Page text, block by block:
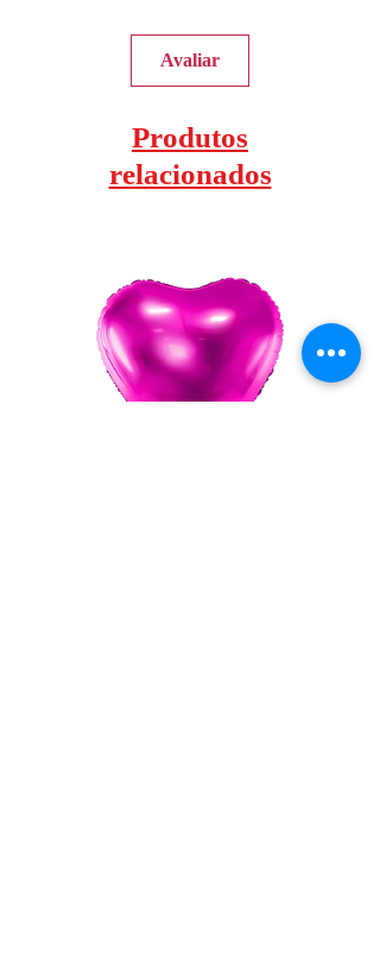
Avaliar
Produtos
relacionados